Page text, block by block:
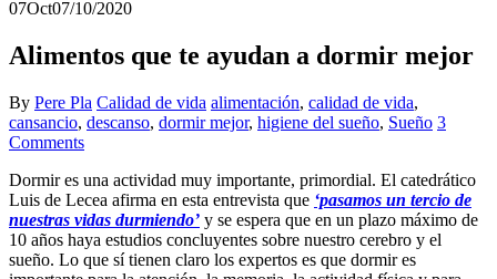
07Oct07/10/2020
Alimentos que te ayudan a dormir mejor
By Pere Pla Calidad de vida alimentación, calidad de vida,
cansancio, descanso, dormir mejor, higiene del sueño, Sueño 3
Comments
Dormir es una actividad muy importante, primordial. El catedrático
Luis de Lecea afirma en esta entrevista que ‘pasamos un tercio de
nuestras vidas durmiendo’ y se espera que en un plazo máximo de
10 años haya estudios concluyentes sobre nuestro cerebro y el
sueño. Lo que sí tienen claro los expertos es que dormir es